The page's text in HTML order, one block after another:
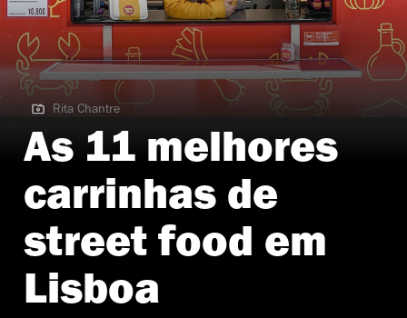
Rita Chantre | Wonder Braz
Rita Chantre
As 11 melhores
carrinhas de
street food em
Lisboa